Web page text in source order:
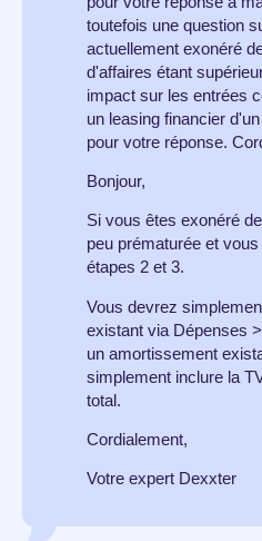
toutefois une question
actuellement exonéré
d'affaires étant
impact sur les entrées
un leasing financier
pour votre réponse.
Bonjour,
Si vous êtes exonéré
peu prématurée et
étapes 2 et 3.
Vous devrez
existant via Dépenses
un amortissement
simplement inclure la
total.
Cordialement,
Votre expert Dexxter